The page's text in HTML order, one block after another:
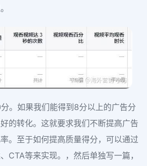
。如果我们能得到8分以上的广告分
的转化。这就要求我们不断提高广告
。至于如何提高质量得分，可以通过
CTA等来实现。，然后单独写一篇，